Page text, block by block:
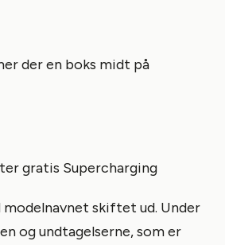
der en boks midt på
gratis Supercharging
modelnavnet skiftet ud. Under
og undtagelserne, som er